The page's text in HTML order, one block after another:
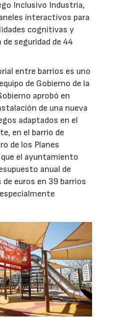
Inclusivo Industria,
interactivos para
cognitivas y
seguridad de 44
entre barrios es uno
de Gobierno de la
aprobó en
de una nueva
adaptados en el
en el barrio de
de los Planes
el ayuntamiento
anual de
euros en 39 barrios